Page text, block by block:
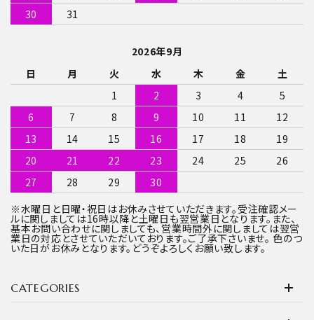
CATEGORIES
30
31
2026年9月
日
月 火 水 木 金
土
1
2 3 4
5
6
7 8 9 10 11
12
13
14 15 16 17 18
19
20
21 22 23 24 25
26
27
28 29
30
※水曜日と日曜・祝日はお休みさせていただきます。受注確認メー
ルに関しましては16時以降と土曜日も翌営業日となります。また、
基本お問い合わせに関しましても、営業時間外に関しましては翌営
業日の対応とさせていただいております。ご了承下さいませ。 色のつ
いた日がお休みとなります。どうぞよろしくお願い致します。